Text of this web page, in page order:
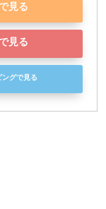
見る
見る
グで見る